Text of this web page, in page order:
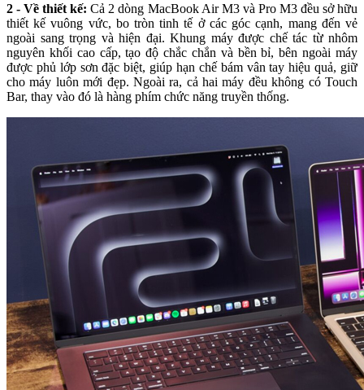
2 - Về thiết kế: Cả 2 dòng MacBook Air M3 và Pro M3 đều sở hữu
thiết kế vuông vức, bo tròn tinh tế ở các góc cạnh, mang đến vẻ
ngoài sang trọng và hiện đại. Khung máy được chế tác từ nhôm
nguyên khối cao cấp, tạo độ chắc chắn và bền bỉ, bên ngoài máy
được phủ lớp sơn đặc biệt, giúp hạn chế bám vân tay hiệu quả, giữ
cho máy luôn mới đẹp. Ngoài ra, cả hai máy đều không có Touch
Bar, thay vào đó là hàng phím chức năng truyền thống.